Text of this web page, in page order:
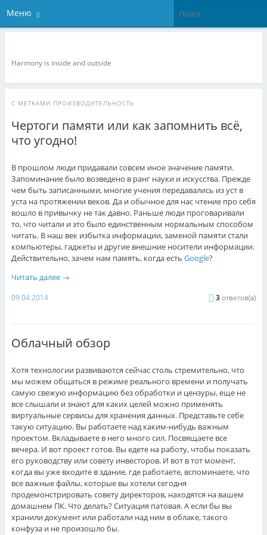
Меню
Harmony is inside and outside
С МЕТКАМИ ПРОИЗВОДИТЕЛЬНОСТЬ
Чертоги памяти или как запомнить всё,
что угодно!
В прошлом люди придавали совсем иное значение памяти.
Запоминание было возведено в ранг науки и искусства. Прежде
чем быть записанными, многие учения передавались из уст в
уста на протяжении веков. Да и обычное для нас чтение про себя
вошло в привычку не так давно. Раньше люди проговаривали
то, что читали и это было единственным нормальным способом
читать. В наш век избытка информации, заменой памяти стали
компьютеры, гаджеты и другие внешние носители информации.
Действительно, зачем нам память, когда есть Google?
Читать далее →
09.04.2014 3ответов(а)
Облачный обзор
Хотя технологии развиваются сейчас столь стремительно, что
мы можем общаться в режиме реального времени и получать
самую свежую информацию без обработки и цензуры, еще не
все слышали и знают для каких целей можно применять
виртуальные сервисы для хранения данных. Представьте себе
такую ситуацию. Вы работаете над каким-нибудь важным
проектом. Вкладываете в него много сил. Посвящаете все
вечера. И вот проект готов. Вы едете на работу, чтобы показать
его руководству или совету инвесторов. И вот в тот момент,
когда вы уже входите в здание, где работаете, вспоминаете, что
все важные файлы, которые вы хотели сегодня
продемонстрировать совету директоров, находятся на вашем
домашнем ПК. Что делать? Ситуация патовая. А если бы вы
хранили документ или работали над ним в облаке, такого
конфуза и не произошло бы.